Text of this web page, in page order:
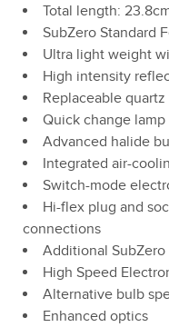
Total length:
SubZero Standard
Ultra light weight
High intensity
Replaceable
Quick change lamp
Advanced halide
Integrated air-
Switch-mode
Hi-flex plug and
connections
Additional
High Speed
Alternative bulb
Enhanced optics